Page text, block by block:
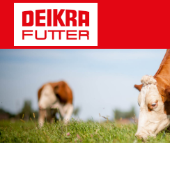
Der Eintrag "offcanvas-col1"
Der Eintrag "offcanvas-col2"
Der Eintrag "offcanvas-col3"